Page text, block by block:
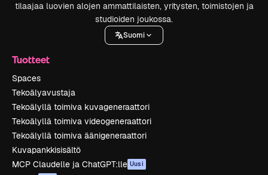
tilaajaa luovien alojen ammattilaisten, yritysten, toimistojen ja
studioiden joukossa.
Suomi
Tuotteet
Spaces
Tekoälyavustaja
Tekoälyllä toimiva kuvageneraattori
Tekoälyllä toimiva videogeneraattori
Tekoälyllä toimiva äänigeneraattori
Kuvapankkisisältö
MCP Claudelle ja ChatGPT:lle Uusi